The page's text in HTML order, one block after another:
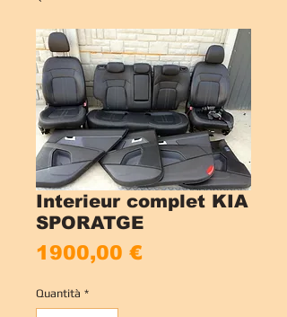
Interieur complet KIA
SPORATGE
1900,00 €
Quantità *